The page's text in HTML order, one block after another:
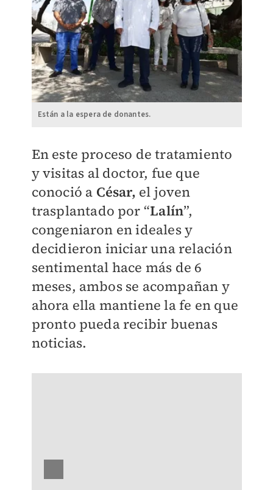
Están a la espera de donantes.
En este proceso de tratamiento
y visitas al doctor, fue que
conoció a César, el joven
trasplantado por “Lalín”,
congeniaron en ideales y
decidieron iniciar una relación
sentimental hace más de 6
meses, ambos se acompañan y
ahora ella mantiene la fe en que
pronto pueda recibir buenas
noticias.